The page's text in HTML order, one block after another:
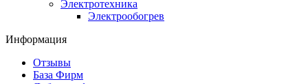
Электротехника
Электрообогрев
Информация
Отзывы
База Фирм